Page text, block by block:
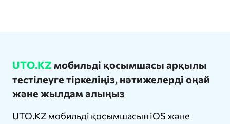
UTO.KZ мобильді қосымшасы арқылы
тестілеуге тіркеліңіз, нәтижелерді оңай
және жылдам алыңыз
UTO.KZ мобильді қосымшасын iOS және